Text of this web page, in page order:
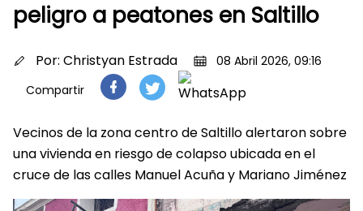
peligro a peatones en Saltillo
Por: Christyan Estrada
08 Abril 2026, 09:16
Compartir
Vecinos de la zona centro de Saltillo alertaron sobre
una vivienda en riesgo de colapso ubicada en el
cruce de las calles Manuel Acuña y Mariano Jiménez